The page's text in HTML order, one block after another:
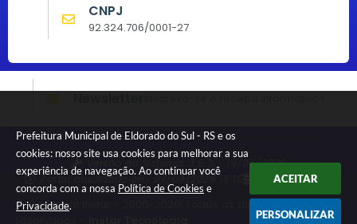
Prefeitura Municipal de Eldorado do Sul - RS e os
cookies: nosso site usa cookies para melhorar a sua
experiência de navegação. Ao continuar você
concorda com a nossa Política de Cookies e
Privacidade.
ACEITAR
PERSONALIZAR
CNPJ
92.324.706/0001-27
Versão do Sistema:
3.5.3 - 19/06/2026
Portal atualizado em: 07/08/2026 15:15 Dados Abertos
© Copyright Instar - 2006-2026. Todos os direitos